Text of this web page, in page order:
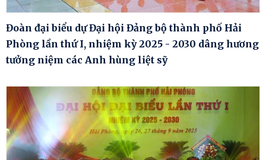
Đoàn đại biểu dự Đại hội Đảng bộ thành phố Hải
Phòng lần thứ I, nhiệm kỳ 2025 - 2030 dâng hương
tưởng niệm các Anh hùng liệt sỹ